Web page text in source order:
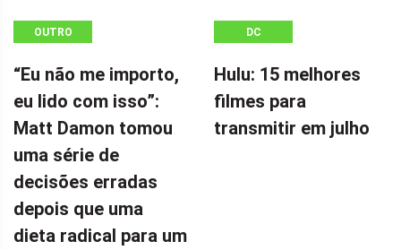
OUTRO
“Eu não me importo,
eu lido com isso”:
Matt Damon tomou
uma série de
decisões erradas
depois que uma
dieta radical para um
DC
Hulu: 15 melhores
filmes para
transmitir em julho